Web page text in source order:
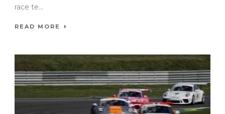
race te...
READ MORE